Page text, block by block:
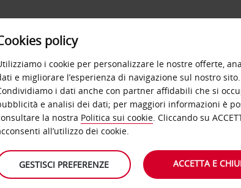
OFFERTE
Scegli una
policy
i cookie per personalizzare le nostre offerte,
e migliorare l’esperienza di navigazione sul nostro sito.
i dati anche con partner affidabili che si
e analisi dei dati; per maggiori informazioni è
la nostra Politica sui cookie. Cliccando su
all’utilizzo dei cookie.
GESTISCI PREFERENZE ACCETTA E